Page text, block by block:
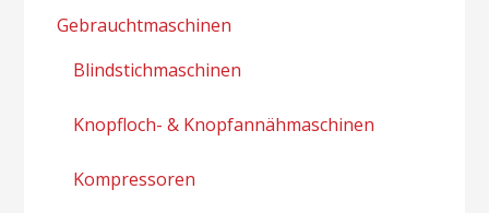
Gebrauchtmaschinen
Blindstichmaschinen
Knopfloch- & Knopfannähmaschinen
Kompressoren